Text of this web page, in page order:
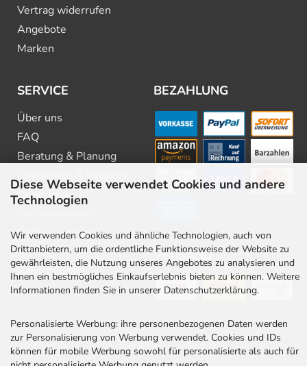
Diese Webseite verwendet Cookies und andere
Technologien
Wir verwenden Cookies und ähnliche Technologien, auch von
Drittanbietern, um die ordentliche Funktionsweise der Website zu
gewährleisten, die Nutzung unseres Angebotes zu analysieren und
Ihnen ein bestmögliches Einkaufserlebnis bieten zu können. Weitere
Informationen finden Sie in unserer Datenschutzerklärung.
Personalisierte Werbung: ihre personenbezogenen Daten werden
zur Personalisierung von Werbung verwendet. Cookies und IDs
können für mobile Werbung sowohl für personalisierte als auch für
Vertrag widerrufen
Angebote
Marken
SERVICE
Über uns
FAQ
Beratung & Planung
Newsletter
Stellenangebote
Kontakt
Rabatt Codes
BEZAHLUNG
VERSAND